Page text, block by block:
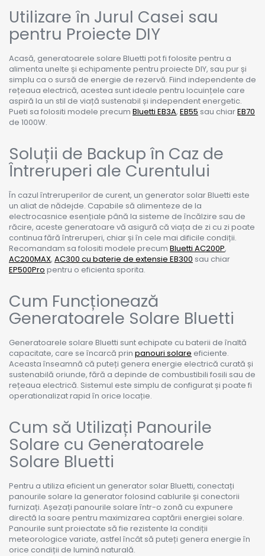
Utilizare în Jurul Casei sau
pentru Proiecte DIY
Acasă, generatoarele solare Bluetti pot fi folosite pentru a
alimenta unelte și echipamente pentru proiecte DIY, sau pur și
simplu ca o sursă de energie de rezervă. Fiind independente de
rețeaua electrică, acestea sunt ideale pentru locuințele care
aspiră la un stil de viață sustenabil și independent energetic.
Pueti sa folositi modele precum Bluetti EB3A, EB55 sau chiarEB70
de 1000W.
Soluții de Backup în Caz de
Întreruperi ale Curentului
În cazul întreruperilor de curent, un generator solar Bluetti este
un aliat de nădejde. Capabile să alimenteze de la
electrocasnice esențiale până la sisteme de încălzire sau de
răcire, aceste generatoare vă asigură că viața de zi cu zi poate
continua fără întreruperi, chiar și în cele mai dificile condiții.
Recomandam sa folositi modele precum Bluetti AC200P,
AC200MAX, AC300 cu baterie de extensie EB300 sau chiar
EP500Pro pentru o eficienta sporita.
Cum Funcționează
Generatoarele Solare Bluetti
Generatoarele solare Bluetti sunt echipate cu baterii de înaltă
capacitate, care se încarcă prin panouri solare eficiente.
Aceasta înseamnă că puteți genera energie electrică curată și
sustenabilă oriunde, fără a depinde de combustibili fosili sau de
rețeaua electrică. Sistemul este simplu de configurat și poate fi
operationalizat rapid în orice locație.
Cum să Utilizați Panourile
Solare cu Generatoarele
Solare Bluetti
Pentru a utiliza eficient un generator solar Bluetti, conectați
panourile solare la generator folosind cablurile și conectorii
furnizați. Așezați panourile solare într-o zonă cu expunere
directă la soare pentru maximizarea captării energiei solare.
Panourile sunt proiectate să fie rezistente la condiții
meteorologice variate, astfel încât să puteți genera energie în
orice condiții de lumină naturală.